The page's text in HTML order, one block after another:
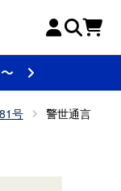
号
警世通言